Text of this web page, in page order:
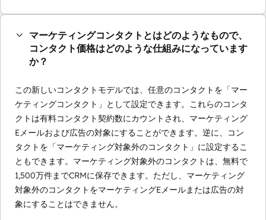
マーケティングコンタクトとはどのようなもので、
コンタクト価格はどのような仕組みになっています
か？
この新しいコンタクトモデルでは、任意のコンタクトを「マー
ケティングコンタクト」として設定できます。これらのコンタ
クトは有料コンタクト契約数にカウントされ、マーケティング
Eメールおよび広告の対象にすることができます。逆に、コン
タクトを「マーケティング対象外のコンタクト」に設定するこ
ともできます。マーケティング対象外のコンタクトは、無料で
1,500万件までCRMに保存できます。ただし、マーケティング
対象外のコンタクトをマーケティングEメールまたは広告の対
象にすることはできません。